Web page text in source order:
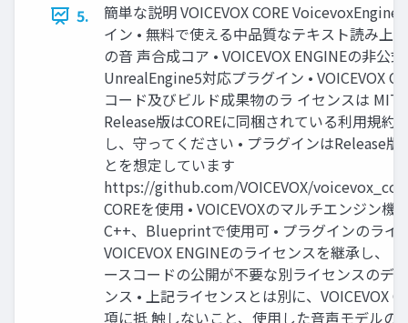
5.
簡単な説明 VOICEVOX CORE
イン • 無料で使える中品質なテキスト読み上
の音 声合成コア • VOICEVOX ENGINEの非公式
UnrealEngine5対応プラグイン • VOICEVOX
コード及びビルド成果物のラ イセンスは MIT
Release版はCOREに同梱されている利用規約
し、守ってください • プラグインはRelease
とを想定しています
https://github.com/VOICEVOX/voicevox_core
COREを使用 • VOICEVOXのマルチエンジン機
C++、Blueprintで使用可 • プラグインのライ
VOICEVOX ENGINEのライセンスを継承し、
ースコードの公開が不要な別ライセンスのデ
ンス • 上記ライセンスとは別に、VOICEVOX
項に抵 触しないこと、使用した音声モデルの